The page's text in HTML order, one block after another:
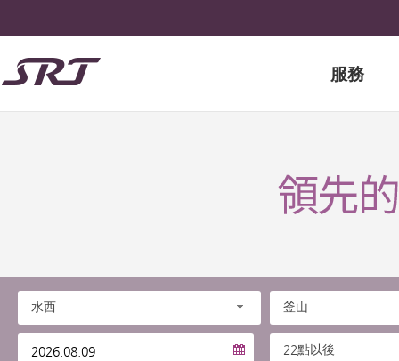
服務
水西 釜山
22點以後